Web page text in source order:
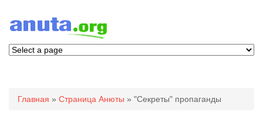
Вы здесь
Главная » Страница Анюты » "Секреты" пропаганды